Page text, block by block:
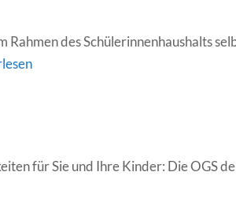
des Schülerinnenhaushalts
für Sie und Ihre Kinder: Die OGS